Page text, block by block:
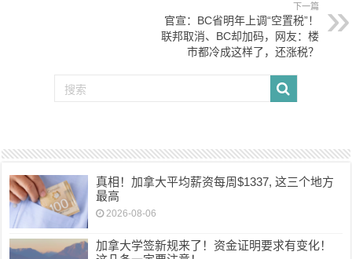
下一篇
官宣：BC省明年上调“空置税”！
联邦取消、BC却加码，网友：楼
市都冷成这样了，还涨税？
真相！加拿大平均薪资每周$1337, 这三个地方
最高
2026-08-06
加拿大学签新规来了！资金证明要求有变化！